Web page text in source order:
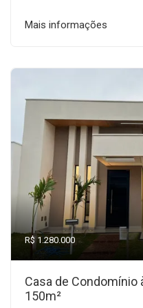
Mais informações
R$ 1.280.000
Casa de Condomínio
150m²